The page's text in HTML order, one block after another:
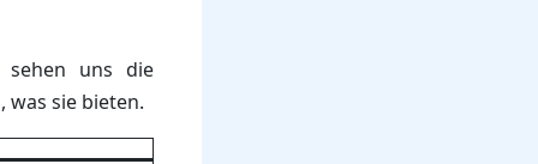
uns die
was sie bieten.